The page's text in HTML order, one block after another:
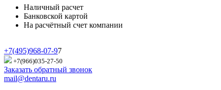
Наличный расчет
Банковской картой
На расчётный счет компании
+7(495)968-07-97
+7(966)035-27-50
Заказать обратный звонок
mail@dentaru.ru